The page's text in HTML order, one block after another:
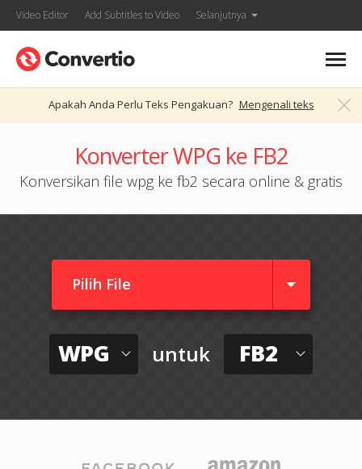
Video Editor Add Subtitles to Video Selanjutnya
Apakah Anda Perlu Teks Pengakuan? Mengenali teks
Konverter WPG ke FB2
Konversikan file wpg ke fb2 secara online & gratis
Pilih File
WPG untuk FB2